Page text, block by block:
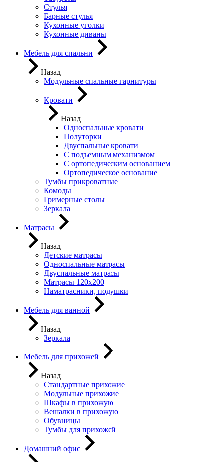
Стулья
Барные стулья
Кухонные уголки
Кухонные диваны
Мебель для спальни
Назад
Модульные спальные гарнитуры
Кровати
Назад
Односпальные кровати
Полуторки
Двуспальные кровати
С подъемным механизмом
С ортопедическим основанием
Ортопедическое основание
Тумбы прикроватные
Комоды
Гримерные столы
Зеркала
Матрасы
Назад
Детские матрасы
Односпальные матрасы
Двуспальные матрасы
Матрасы 120х200
Наматрасники, подушки
Мебель для ванной
Назад
Зеркала
Мебель для прихожей
Назад
Стандартные прихожие
Модульные прихожие
Шкафы в прихожую
Вешалки в прихожую
Обувницы
Тумбы для прихожей
Домашний офис